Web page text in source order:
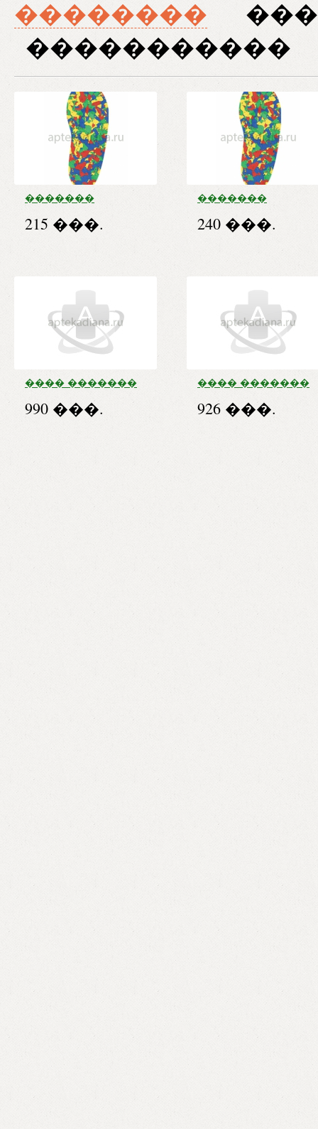
��������
�����������
�������
������� �. 24
215 ���.
�������
������� �. 25,5
240 ���.
���� �������
������
990 ���.
���� �������
�������
926 ���.